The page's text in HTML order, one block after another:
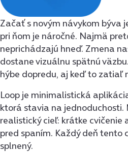
Začať s novým návykom býva
pri ňom je náročné. Najmä
neprichádzajú hneď. Zmena
dostane vizuálnu spätnú
hýbe dopredu, aj keď to zatiaľ
Loop je minimalistická
ktorá stavia na jednoduchosti.
realistický cieľ: krátke cvičenie
pred spaním. Každý deň tento
splnený.